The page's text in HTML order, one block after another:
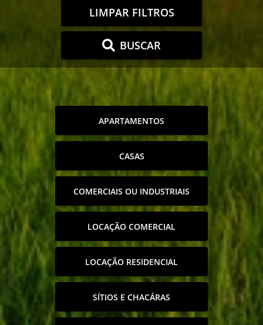
LIMPAR FILTROS
BUSCAR
APARTAMENTOS
CASAS
COMERCIAIS OU INDUSTRIAIS
LOCAÇÃO COMERCIAL
LOCAÇÃO RESIDENCIAL
SÍTIOS E CHACÁRAS